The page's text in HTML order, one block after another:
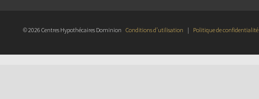
© 2026 Centres Hypothécaires Dominion Conditions d’utilisation | Politique de confidentialité